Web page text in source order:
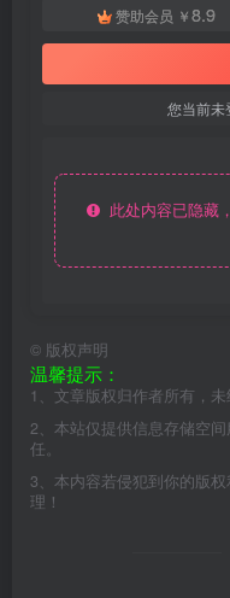
赞助会员 ￥8.9
您当前未
此处内容已隐藏
© 版权声明
温馨提示：
1、文章版权归作者所有，未
2、本站仅提供信息存储空
任。
3、本内容若侵犯到你的版
理！